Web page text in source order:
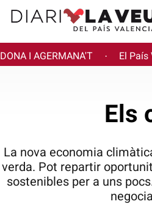
DONA I AGERMANA'T · El País
Els
La nova economia
verda. Pot repartir
sostenibles per a uns